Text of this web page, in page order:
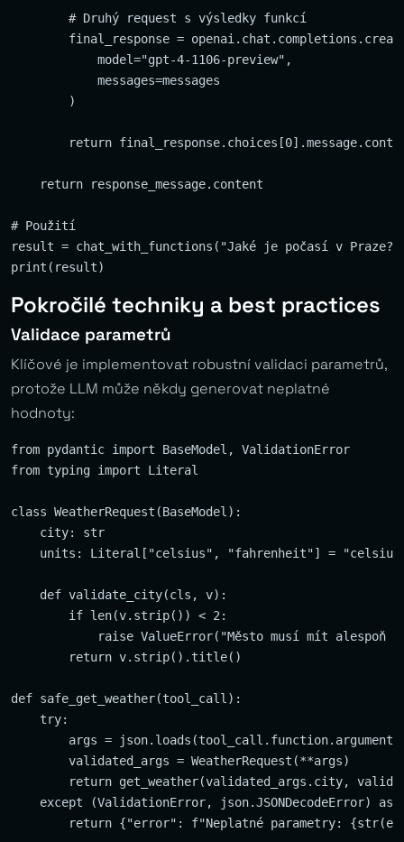
        # Druhý request s výsledky funkcí
final_response =
            model="gpt-4-1106-preview",
            messages=messages
        )
return
    return response_message.content
# Použití
result = chat_with_functions("Jaké je počasí v
Pokročilé techniky a best practices
Validace parametrů
Klíčové je implementovat robustní validaci parametrů,
protože LLM může někdy generovat neplatné
hodnoty:
from pydantic import BaseModel, ValidationError
from typing import Literal
class WeatherRequest(BaseModel):
    city: str
units: Literal["celsius", "fahrenheit"] =
    def validate_city(cls, v):
        if len(v.strip()) < 2:
raise ValueError("Město musí mít alespoň 2
        return v.strip().title()
def safe_get_weather(tool_call):
    try:
args =
        validated_args = WeatherRequest(**args)
return get_weather(validated_args.city,
except (ValidationError, json.JSONDecodeError) as